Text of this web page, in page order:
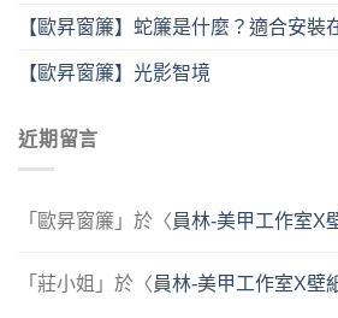
【歐昇窗簾】蛇簾是什麼？適合安裝
【歐昇窗簾】光影智境
近期留言
「 歐昇窗簾 」於〈員林-美甲工作室X
「 莊小姐 」於〈員林-美甲工作室X壁